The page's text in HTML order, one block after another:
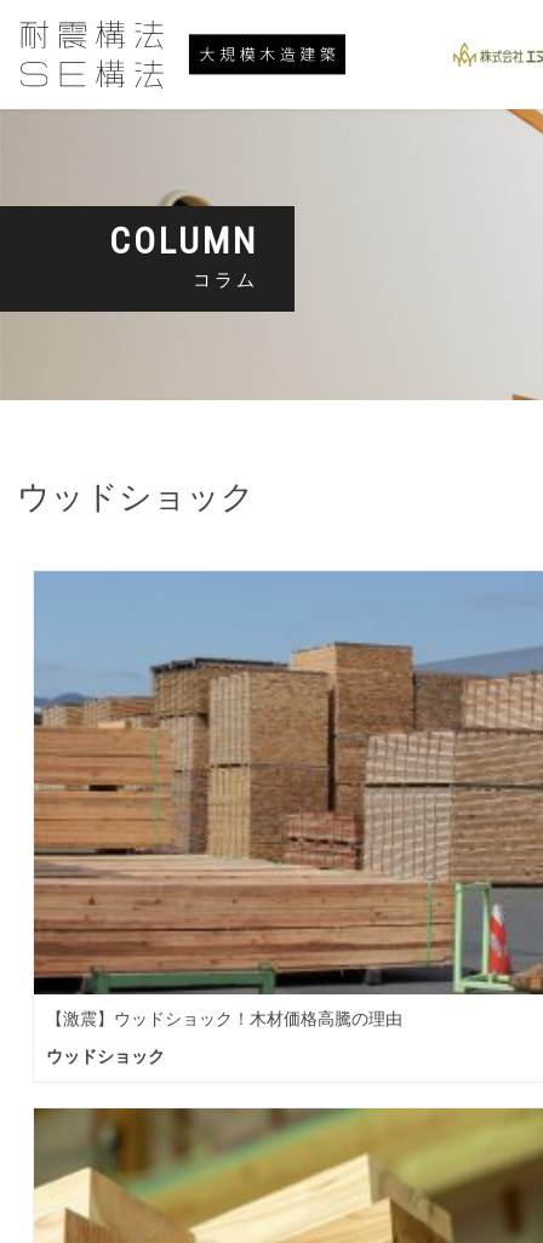
COLUMN
コラム
ウッドショック
【激震】ウッドショック！木材価格高騰の理由
ウッドショック